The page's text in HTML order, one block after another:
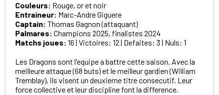
Couleurs: Rouge, or et noir
Entraineur: Marc-Andre Giguere
Captain: Thomas Gagnon (attaquant)
Palmares: Champions 2025, finalistes 2024
Matchs joues: 16 | Victoires: 12 | Defaites: 3 | Nuls: 1
Les Dragons sont l'equipe a battre cette saison. Avec la
meilleure attaque (68 buts) et le meilleur gardien (William
Tremblay), ils visent un deuxieme titre consecutif. Leur
force collective et leur discipline font la difference.